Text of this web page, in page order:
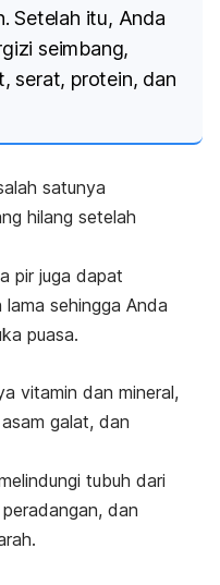
Setelah itu, Anda
seimbang,
serat, protein, dan
satunya
hilang setelah
pir juga dapat
sehingga Anda
puasa.
vitamin dan mineral,
galat, dan
tubuh dari
dan